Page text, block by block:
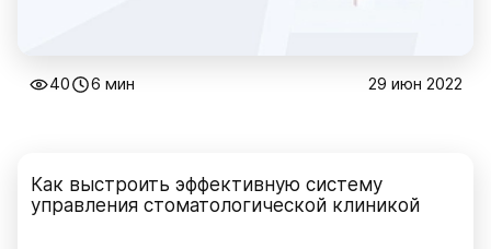
40 6 мин 29 июн 2022
Как выстроить эффективную систему
управления стоматологической клиникой